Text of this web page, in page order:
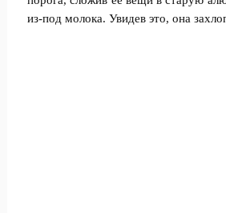
из-под молока. Увидев это, она